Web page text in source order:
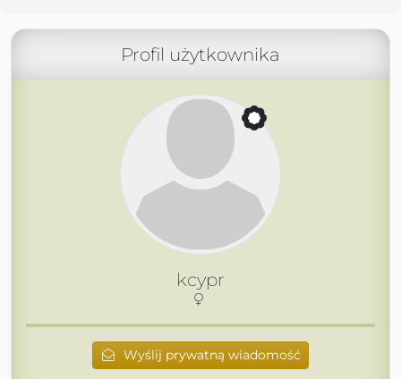
Profil użytkownika
kcypr
Wyślij prywatną wiadomość